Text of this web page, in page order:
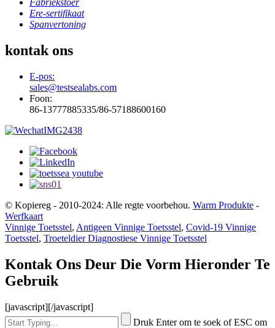
Ere-sertifikaat
Spanvertoning
kontak ons
E-pos:
sales@testsealabs.com
Foon:
86-13777885335/86-57188600160
© Kopiereg - 2010-2024: Alle regte voorbehou. Warm Produkte -
Werfkaart
Vinnige Toetsstel, Antigeen Vinnige Toetsstel, Covid-19 Vinnige
Toetsstel, Troeteldier Diagnostiese Vinnige Toetsstel
Kontak Ons Deur Die Vorm Hieronder Te
Gebruik
[javascript][/javascript]
Druk Enter om te soek of ESC om